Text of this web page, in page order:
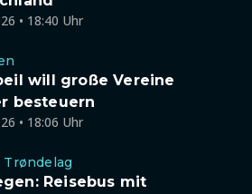
• 18:40 Uhr
will große Vereine
besteuern
• 18:06 Uhr
Trøndelag
Reisebus mit